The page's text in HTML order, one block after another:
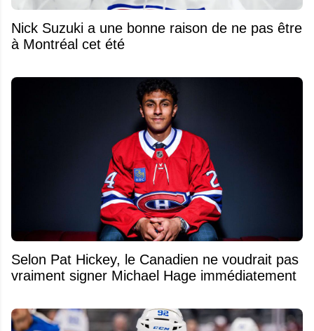
Nick Suzuki a une bonne raison de ne pas être
à Montréal cet été
Selon Pat Hickey, le Canadien ne voudrait pas
vraiment signer Michael Hage immédiatement